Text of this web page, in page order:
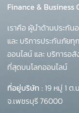
Finance & Business
เราคือ ผู้นำด้านประกัน
และ บริการประกันภัย
ออนไลน์ และ บริการอ
ที่สุดบนโลกออนไลน์
ที่อยู่บริษัท : 19 หมู่ 1 ต
จ.เพชรบุรี 76000